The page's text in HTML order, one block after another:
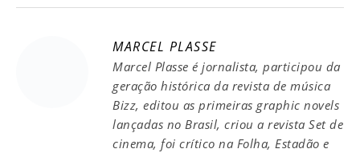
MARCEL PLASSE
Marcel Plasse é jornalista, participou da
geração histórica da revista de música
Bizz, editou as primeiras graphic novels
lançadas no Brasil, criou a revista Set de
cinema, foi crítico na Folha, Estadão e